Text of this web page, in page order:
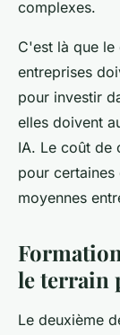
complexes.
C'est là que le
entreprises
pour investir
elles doivent
IA. Le coût de
pour
moyennes
le terrain
Le deuxième